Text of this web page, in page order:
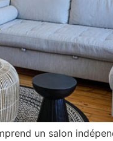
un salon